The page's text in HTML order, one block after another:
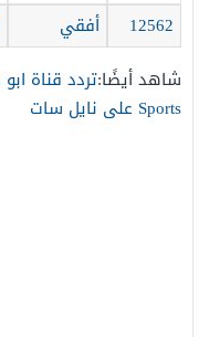
12562 أفقي
شاهد أيضًا:
Sports على نايل سات